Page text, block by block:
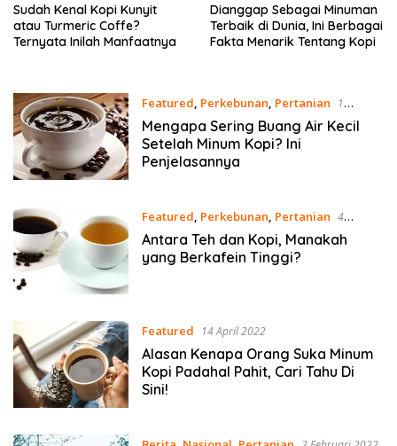
Sudah Kenal Kopi Kunyit
atau Turmeric Coffe?
Ternyata Inilah Manfaatnya
Dianggap Sebagai Minuman
Terbaik di Dunia, Ini Berbagai
Fakta Menarik Tentang Kopi
Featured, Perkebunan, Pertanian
1
November 2022
Mengapa Sering Buang Air Kecil
Setelah Minum Kopi? Ini
Penjelasannya
Featured, Perkebunan, Pertanian 4
Oktober 2022
Antara Teh dan Kopi, Manakah
yang Berkafein Tinggi?
Featured 14 April 2022
Alasan Kenapa Orang Suka Minum
Kopi Padahal Pahit, Cari Tahu Di
Sini!